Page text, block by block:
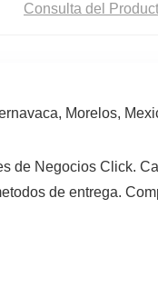
Consulta del
Morelos,
de Negocios Click.
de entrega.